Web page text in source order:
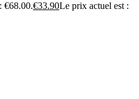
€68.00.€33.90Le prix actuel est :